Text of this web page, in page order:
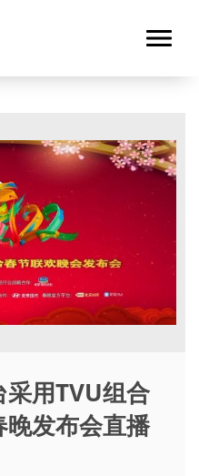
用TVU组合
发布会直播